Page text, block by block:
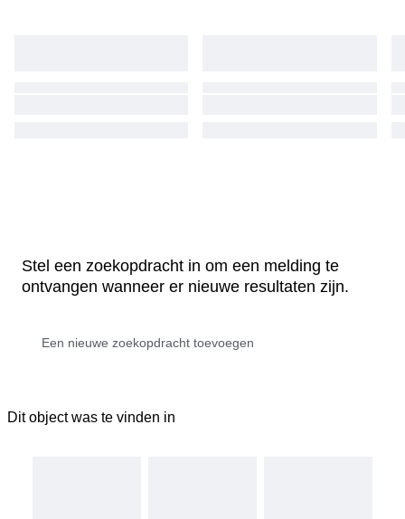
Stel een zoekopdracht in om een melding te
ontvangen wanneer er nieuwe resultaten zijn.
Dit object was te vinden in